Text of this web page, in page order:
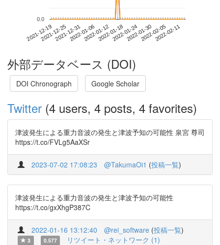
2021-12-192021-12-252021-12-312022-01-062022-01-122022-01-182022-01-242022-01-302022-02-052022-02-11
0.0
外部データベース (DOI)
DOI Chronograph Google Scholar
Twitter (4 users, 4 posts, 4 favorites)
津波発生による重力音波の発生と津波予知の可能性 泉宮 尊司
https://t.co/FVLg5AaXSr
2023-07-02 17:08:23 @TakumaOi1 (投稿一覧)
津波発生による重力音波の発生と津波予知の可能性
https://t.co/gxXhgP387C
2022-01-16 13:12:40 @rei_software (投稿一覧)
3 0.577 リツイート・ネットワーク (1)